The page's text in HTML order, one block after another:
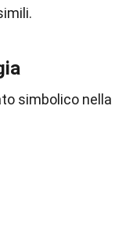
simbolico nella